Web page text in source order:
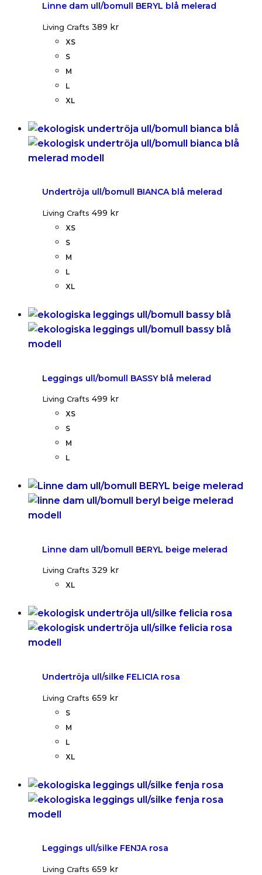
Linne dam ull/bomull BERYL blå melerad
Living Crafts 389 kr
XS
S
M
L
XL
Undertröja ull/bomull BIANCA blå melerad
Living Crafts 499 kr
XS
S
M
L
XL
Leggings ull/bomull BASSY blå melerad
Living Crafts 499 kr
XS
S
M
L
Linne dam ull/bomull BERYL beige melerad
Living Crafts 329 kr
XL
Undertröja ull/silke FELICIA rosa
Living Crafts 659 kr
S
M
L
XL
Leggings ull/silke FENJA rosa
Living Crafts 659 kr